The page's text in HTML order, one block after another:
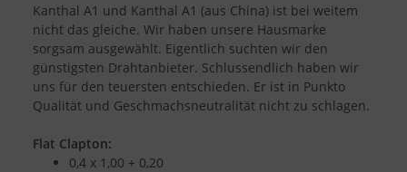
Kanthal A1 und Kanthal A1 (aus China) ist bei weitem
nicht das gleiche. Wir haben unsere Hausmarke
sorgsam ausgewählt. Eigentlich suchten wir den
günstigsten Drahtanbieter. Schlussendlich haben wir
uns für den teuersten entschieden. Er ist in Punkto
Qualität und Geschmachsneutralität nicht zu schlagen.
Flat Clapton:
0,4 x 1,00 + 0,20